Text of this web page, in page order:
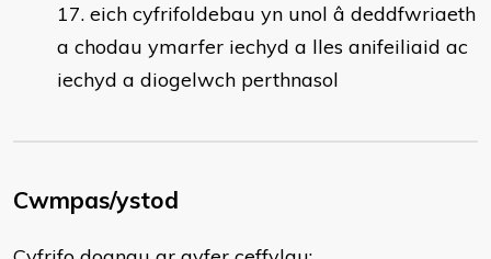
eich cyfrifoldebau yn unol â deddfwriaeth
a chodau ymarfer iechyd a lles anifeiliaid ac
iechyd a diogelwch perthnasol
Cwmpas/ystod